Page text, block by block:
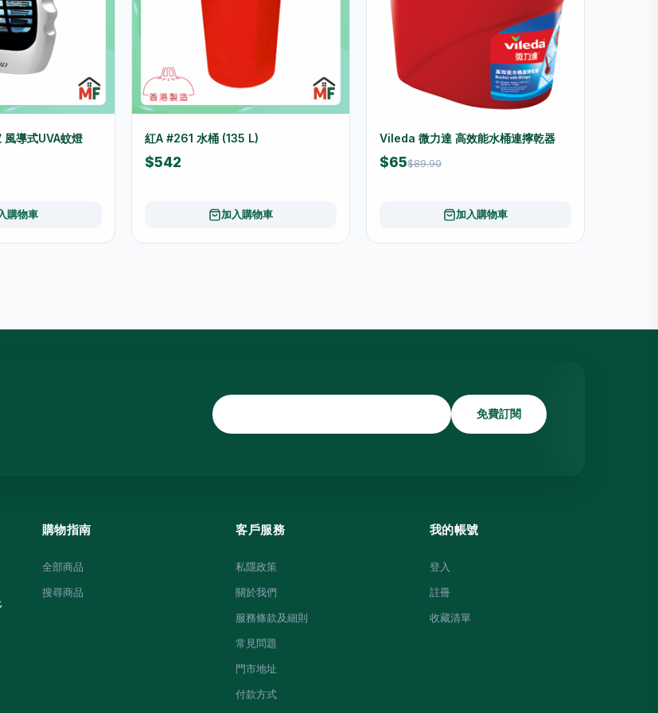
導式UVA蚊燈
購物車
紅A #261 水桶 (135 L)
$542
加入購物車
Vileda 微力達 高效能水桶連擰乾器
$65$89.90
加入購物車
免費訂閱
購物指南
全部商品
搜尋商品
客戶服務
私隱政策
關於我們
服務條款及細則
常見問題
門市地址
付款方式
我的帳號
登入
註冊
收藏清單